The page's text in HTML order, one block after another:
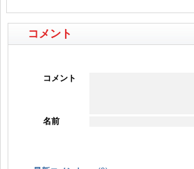
コメント
コメント
名前